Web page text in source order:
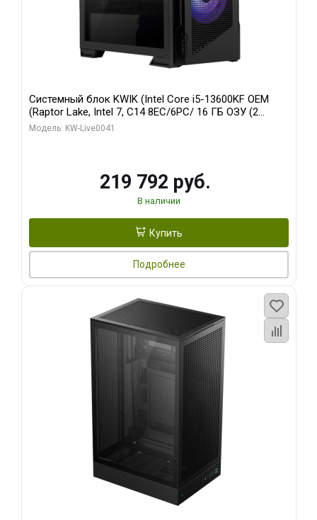
Системный блок KWIK (Intel Core i5-13600KF OEM
(Raptor Lake, Intel 7, C14 8EC/6PC/ 16 ГБ ОЗУ (2
модуля)/ Palit RTX5080 GAMINGPRO OC 16GB GDDR7
Модель: KW-Live0041
219 792 руб.
В наличии
Купить
Подробнее